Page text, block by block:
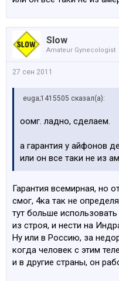
Slow
Amateur Gynecologist
27 сен 2011
euga;1415505 сказал(а):
оомг. ладно, сделаем.
а гарантия у айфонов
или он все таки не из
Гарантия всемирная, но
смог, 4ка так не
тут больше
из строя, и нести на
Ну или в Россию, за
когда человек с этим
и в другие страны, он